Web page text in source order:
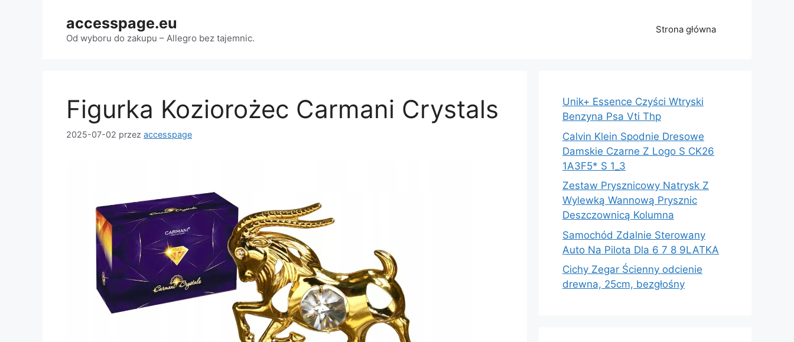
accesspage.eu
Od wyboru do zakupu – Allegro bez tajemnic.
Strona główna
Figurka Koziorożec Carmani Crystals
2025-07-02 przez accesspage
Unik+ Essence Czyści Wtryski
Benzyna Psa Vti Thp
Calvin Klein Spodnie Dresowe
Damskie Czarne Z Logo S CK26
1A3F5* S 1_3
Zestaw Prysznicowy Natrysk Z
Wylewką Wannową Prysznic
Deszczownicą Kolumna
Samochód Zdalnie Sterowany
Auto Na Pilota Dla 6 7 8 9LATKA
Cichy Zegar Ścienny odcienie
drewna, 25cm, bezgłośny